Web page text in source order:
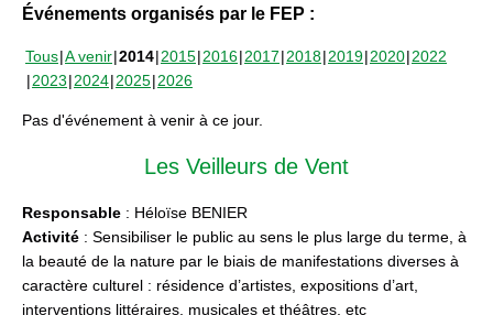
Événements organisés par le FEP :
Tous A venir 2014 2015 2016 2017 2018 2019 2020 2022
2023 2024 2025 2026
Pas d'événement à venir à ce jour.
Les Veilleurs de Vent
Responsable : Héloïse BENIER
Activité : Sensibiliser le public au sens le plus large du terme, à
la beauté de la nature par le biais de manifestations diverses à
caractère culturel : résidence d’artistes, expositions d’art,
interventions littéraires, musicales et théâtres, etc